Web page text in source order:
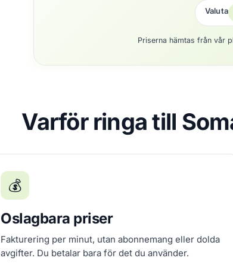
Valuta
Priserna hämtas från vår
Varför ringa till
💰
Oslagbara priser
Fakturering per minut, utan abonnemang eller dolda
avgifter. Du betalar bara för det du använder.